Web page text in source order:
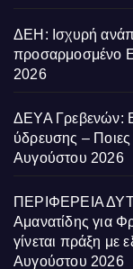
ΔΕΗ: Ισχυρή
προσαρμοσμένο
2026
ΔΕΥΑ Γρεβενών:
ύδρευσης – Ποιες
Αυγούστου 2026
ΠΕΡΙΦΕΡΕΙΑ
Αμανατίδης για
γίνεται πράξη με
Αυγούστου 2026